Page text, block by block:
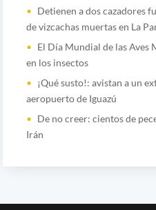
Detienen a dos cazadores
de vizcachas muertas en La
El Día Mundial de las Aves
en los insectos
¡Qué susto!: avistan a un
aeropuerto de Iguazú
De no creer: cientos de
Irán